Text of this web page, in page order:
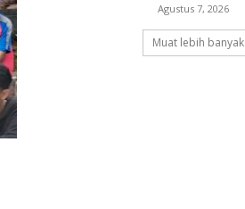
Agustus 7, 2026
Muat lebih banyak